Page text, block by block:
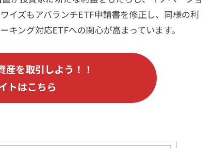
イズもアバランチETF申請書を修正し、同様の利
ング対応ETFへの関心が高まっています。
産を取引しよう！！
トはこちら